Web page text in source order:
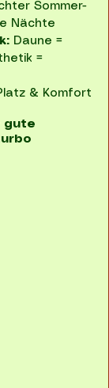
Sommer-
Nächte
Daune =
=
& Komfort
gute